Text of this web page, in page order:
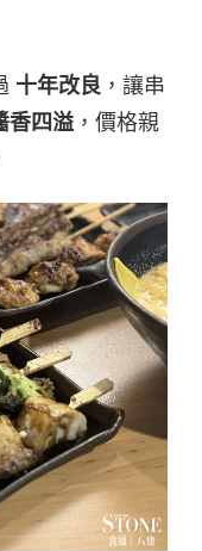
十年改良 ，讓串
香四溢 ，價格親